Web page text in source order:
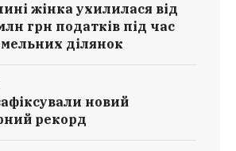
жінка ухилилася від
грн податків під час
ділянок
новий
рекорд